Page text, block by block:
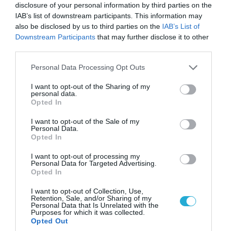
disclosure of your personal information by third parties on the
IAB’s list of downstream participants. This information may
also be disclosed by us to third parties on the IAB’s List of
Downstream Participants that may further disclose it to other
Please note that this website/app uses one or more Google
not limited to your visit or usage behaviour. You may click to
grant or deny consent to Google and its third-party tags to
use your data for below specified purposes in below Google
consent section.
Personal Data Processing Opt Outs
I want to opt-out of the Sharing of my
personal data.
Opted In
I want to opt-out of the Sale of my
Personal Data.
Opted In
I want to opt-out of processing my
Personal Data for Targeted Advertising.
Opted In
I want to opt-out of Collection, Use,
Retention, Sale, and/or Sharing of my
Personal Data that Is Unrelated with the
Purposes for which it was collected.
Opted Out